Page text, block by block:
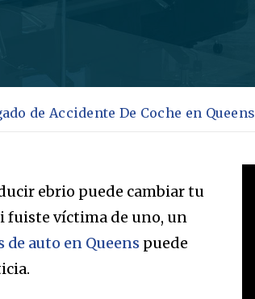
de Accidente De Coche en Queens
ebrio puede cambiar tu
fuiste víctima de uno, un
de auto en Queens puede